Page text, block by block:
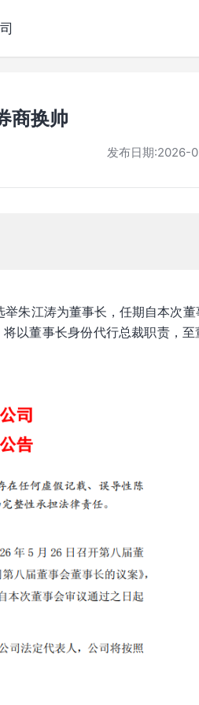
商换帅
发布日期:2026-
朱江涛为董事长，任期自本次董
以董事长身份代行总裁职责，